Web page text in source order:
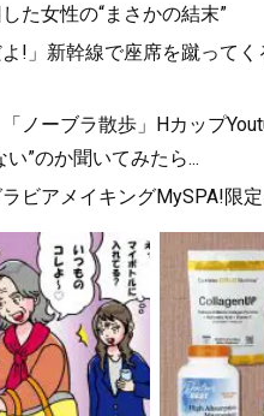
た女性の“まさかの結末”
!」新幹線で座席を蹴ってく
ノーブラ散歩」Hカップ
い”のか聞いてみたら...
ビアメイキングMySPA!限